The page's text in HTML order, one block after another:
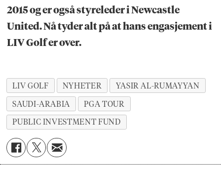
2015 og er også styreleder i Newcastle
United. Nå tyder alt på at hans engasjement i
LIV Golf er over.
LIV GOLF NYHETER
YASIR AL-RUMAYYAN
SAUDI-ARABIA
PGA TOUR
PUBLIC INVESTMENT FUND